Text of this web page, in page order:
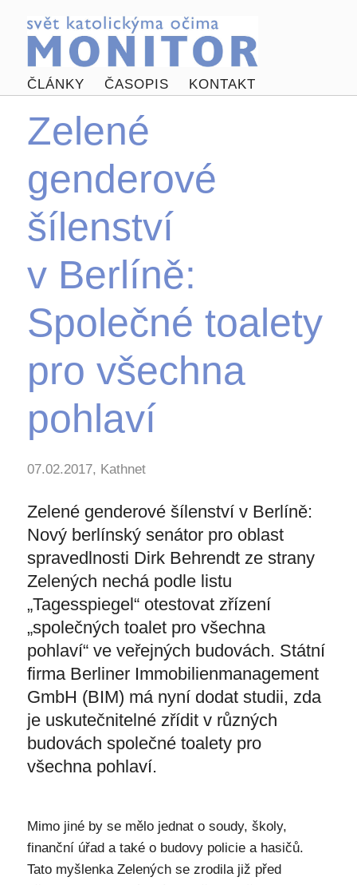
ČLÁNKY ČASOPIS KONTAKT
Zelené
genderové
šílenství
v Berlíně:
Společné toalety
pro všechna
pohlaví
07.02.2017, Kathnet
Zelené genderové šílenství v Berlíně:
Nový berlínský senátor pro oblast
spravedlnosti Dirk Behrendt ze strany
Zelených nechá podle listu
„Tagesspiegel“ otestovat zřízení
„společných toalet pro všechna
pohlaví“ ve veřejných budovách. Státní
firma Berliner Immobilienmanagement
GmbH (BIM) má nyní dodat studii, zda
je uskutečnitelné zřídit v různých
budovách společné toalety pro
všechna pohlaví.
Mimo jiné by se mělo jednat o soudy, školy,
finanční úřad a také o budovy policie a hasičů.
Tato myšlenka Zelených se zrodila již před